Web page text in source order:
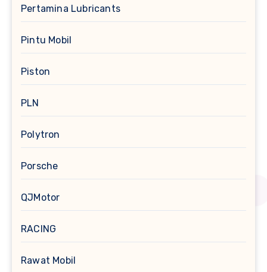
Pertamina Lubricants
Pintu Mobil
Piston
PLN
Polytron
Porsche
QJMotor
RACING
Rawat Mobil